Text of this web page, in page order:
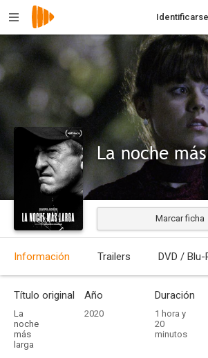
La noche
Marcar ficha
Información Trailers DVD / Blu-
Título original
La
noche
más
larga
Año
2020
Duración
1 hora y
20
minutos